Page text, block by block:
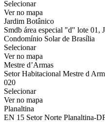
Selecionar
Ver no mapa
Jardim Botânico
Smdb área especial "d" lote 01,
Condomínio Solar de Brasília
Selecionar
Ver no mapa
Mestre d’Armas
Setor Habitacional Mestre d
020
Selecionar
Ver no mapa
Planaltina
EN 15 Setor Norte Planaltina-